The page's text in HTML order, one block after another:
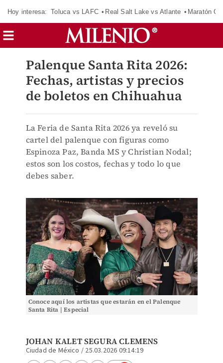
Hoy interesa: Toluca vs LAFC Real Salt Lake vs Atlante Maratón
Palenque Santa Rita 2026:
Fechas, artistas y precios
de boletos en Chihuahua
La Feria de Santa Rita 2026 ya reveló su
cartel del palenque con figuras como
Espinoza Paz, Banda MS y Christian Nodal;
estos son los costos, fechas y todo lo que
debes saber.
Conoce aquí los artistas que estarán en el Palenque
Santa Rita | Especial
JOHAN KALET SEGURA CLEMENS
Ciudad de México / 25.03.2026 09:14:19